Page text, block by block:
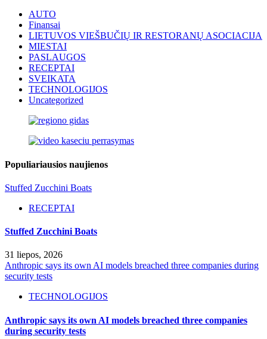
AUTO
Finansai
LIETUVOS VIEŠBUČIŲ IR RESTORANŲ ASOCIACIJA
MIESTAI
PASLAUGOS
RECEPTAI
SVEIKATA
TECHNOLOGIJOS
Uncategorized
Populiariausios naujienos
Stuffed Zucchini Boats
RECEPTAI
Stuffed Zucchini Boats
31 liepos, 2026
Anthropic says its own AI models breached three companies during
security tests
TECHNOLOGIJOS
Anthropic says its own AI models breached three companies
during security tests